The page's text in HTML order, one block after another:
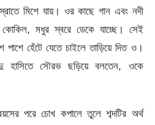
মিশে যায়। ওর কাছে গান এবং নদী
কোকিল, মধুর স্বরে ডেকে যাচ্ছে। সেই
হেঁটে যেতে চাইলে তাড়িয়ে দিত ও।
হাসিতে সৌরভ ছড়িয়ে বলতেন, ওকে
পরে চোখ কপালে তুলে শব্দটির অর্থ